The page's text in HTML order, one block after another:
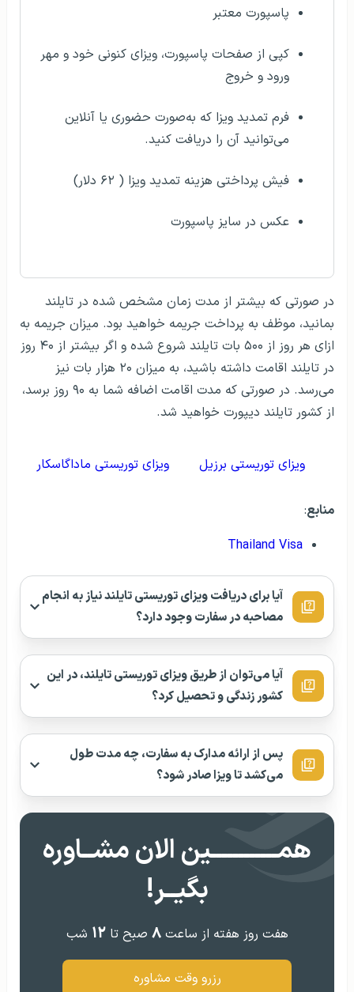
پاسپورت معتبر
کپی از صفحات پاسپورت، ویزای کنونی خود و مهر
ورود و خروج
فرم تمدید ویزا که به‌صورت حضوری یا آنلاین
می‌توانید آن‌ را دریافت کنید.
فیش پرداختی هزینه تمدید ویزا ( ۶۲ دلار)
عکس در سایز پاسپورت
در صورتی که بیشتر از مدت زمان مشخص شده در تایلند
بمانید، موظف به پرداخت جریمه خواهید بود. میزان جریمه به
ازای هر روز از ۵۰۰ بات تایلند شروع شده و اگر بیشتر از ۴۰ روز
در تایلند اقامت داشته باشید، به میزان ۲۰ هزار بات نیز
می‌رسد. در صورتی که مدت اقامت اضافه شما به ۹۰ روز برسد،
از کشور تایلند دیپورت خواهید شد.
ویزای توریستی برزیل ویزای توریستی ماداگاسکار
منابع:
Thailand Visa
آیا برای دریافت ویزای توریستی تایلند نیاز به انجام
مصاحبه در سفارت وجود دارد؟
آیا می‌توان از طریق ویزای توریستی تایلند، در این
کشور زندگی و تحصیل کرد؟
پس از ارائه مدارک به سفارت، چه مدت طول
می‌کشد تا ویزا صادر شود؟
همــــــــــــین الان مشــاوره
بگیــر!
هفت روز هفته از ساعت۸ صبح تا۱۲ شب
رزرو وقت مشاوره